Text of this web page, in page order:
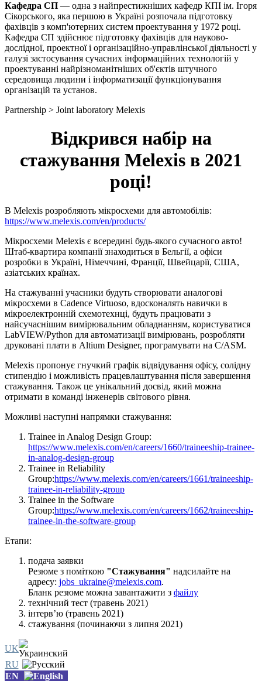
Кафедра СП — одна з найпрестижніших кафедр КПІ ім. Ігоря
Сікорського, яка першою в Україні розпочала підготовку
фахівців з комп'ютерних систем проектування у 1972 році.
Кафедра СП здійснює підготовку фахівців для науково-
дослідної, проектної і організаційно-управлінської діяльності у
галузі застосування сучасних інформаційних технологій у
проектуванні найрізноманітніших об'єктів штучного
середовища людини і інформатизації функціонування
організацій та установ.
Partnership > Joint laboratory Melexis
Відкрився набір на
стажування Melexis в 2021
році!
В Melexis розробляють мікросхеми для автомобілів:
https://www.melexis.com/en/products/
Мікросхеми Melexis є всередині будь-якого сучасного авто!
Штаб-квартира компанії знаходиться в Бельгії, а офіси
розробки в Україні, Німеччині, Франції, Швейцарії, США,
азіатських країнах.
На стажуванні учасники будуть створювати аналогові
мікросхеми в Cadence Virtuoso, вдосконалять навички в
мікроелектронній схемотехнці, будуть працювати з
найсучаснішим вимірювальним обладнанням, користуватися
LabVIEW/Python для автоматизації вимірювань, розробляти
друковані плати в Altium Designer, програмувати на С/ASM.
Melexis пропонує гнучкий графік відвідування офісу, солідну
стипендію і можливість працевлаштування після завершення
стажування. Також це унікальний досвід, який можна
отримати в команді інженерів світового рівня.
Можливі наступні напрямки стажування:
Trainee in Analog Design Group:
https://www.melexis.com/en/careers/1660/traineeship-trainee-
in-analog-design-group
Trainee in Reliability
Group:https://www.melexis.com/en/careers/1661/traineeship-
trainee-in-reliability-group
Trainee in the Software
Group:https://www.melexis.com/en/careers/1662/traineeship-
trainee-in-the-software-group
Етапи:
подача заявки
Резюме з поміткою "Стажування" надсилайте на
адресу: jobs_ukraine@melexis.com.
Бланк резюме можна завантажити з файлу
технічний тест (травень 2021)
інтерв’ю (травень 2021)
стажування (починаючи з липня 2021)
UK
RU
EN